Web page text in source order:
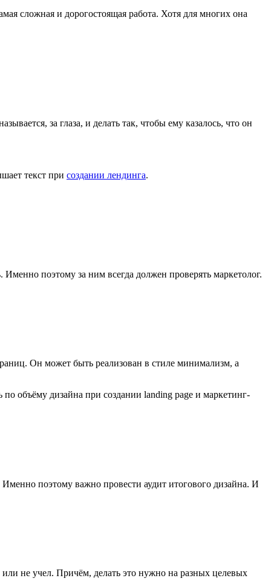
сложная и дорогостоящая работа. Хотя для многих она
за глаза, и делать так, чтобы ему казалось, что он
текст при создании лендинга.
поэтому за ним всегда должен проверять маркетолог.
Он может быть реализован в стиле минимализм, а
объёму дизайна при создании landing page и маркетинг-
поэтому важно провести аудит итогового дизайна. И
не учел. Причём, делать это нужно на разных целевых